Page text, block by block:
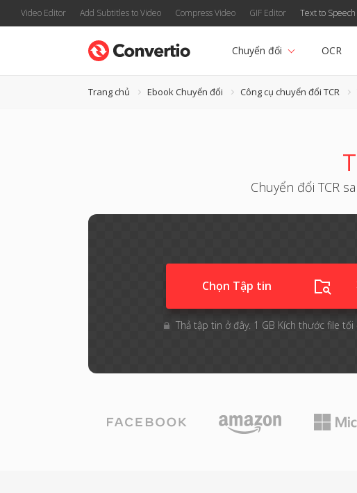
Video Editor Add Subtitles to Video Compress Video GIF Editor Text to Speech
Chuyển đổi OCR
Trang chủ Ebook Chuyển đổi Công cụ chuyển đổi TCR
Chuyển đổi TCR
Chọn Tập tin
Thả tập tin ở đây. 1 GB Kích thước file tối